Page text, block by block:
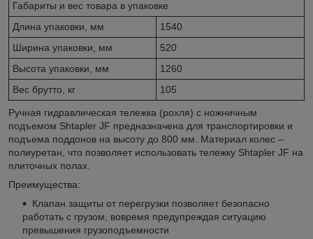
Габариты и вес товара в упаковке
Длина упаковки, мм
1540
Ширина упаковки, мм
520
Высота упаковки, мм
1260
Вес брутто, кг
105
Ручная гидравлическая тележка (рохля) с ножничным
подъемом Shtapler JF предназначена для транспортировки и
подъема поддонов на высоту до 800 мм. Материал колес –
полиуретан, что позволяет использовать тележку Shtapler JF на
плиточных полах.
Преимущества:
Клапан защиты от перегрузки позволяет безопасно
работать с грузом, вовремя предупреждая ситуацию
превышения грузоподъемности